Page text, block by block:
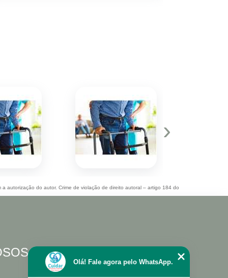
›
autorização do autor. Crime de violação de direito autoral – artigo 184 do
Olá! Fale agora pelo WhatsApp.